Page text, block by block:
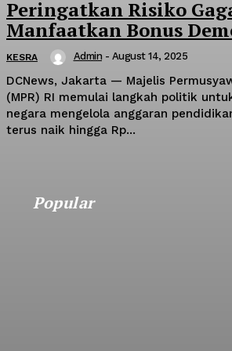
Peringatkan Risiko
Manfaatkan Bonus
KESRA Admin - August 14, 2025
DCNews, Jakarta — Majelis
(MPR) RI memulai langkah politik
negara mengelola anggaran
terus naik hingga Rp...
Popular